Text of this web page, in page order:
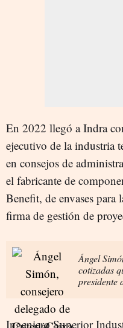
En 2022 llegó a Indra
ejecutivo de la industria
en consejos de
el fabricante de
Benefit, de envases
firma de gestión de
Ángel
cotizadas
presidente
Ingeniero Superior